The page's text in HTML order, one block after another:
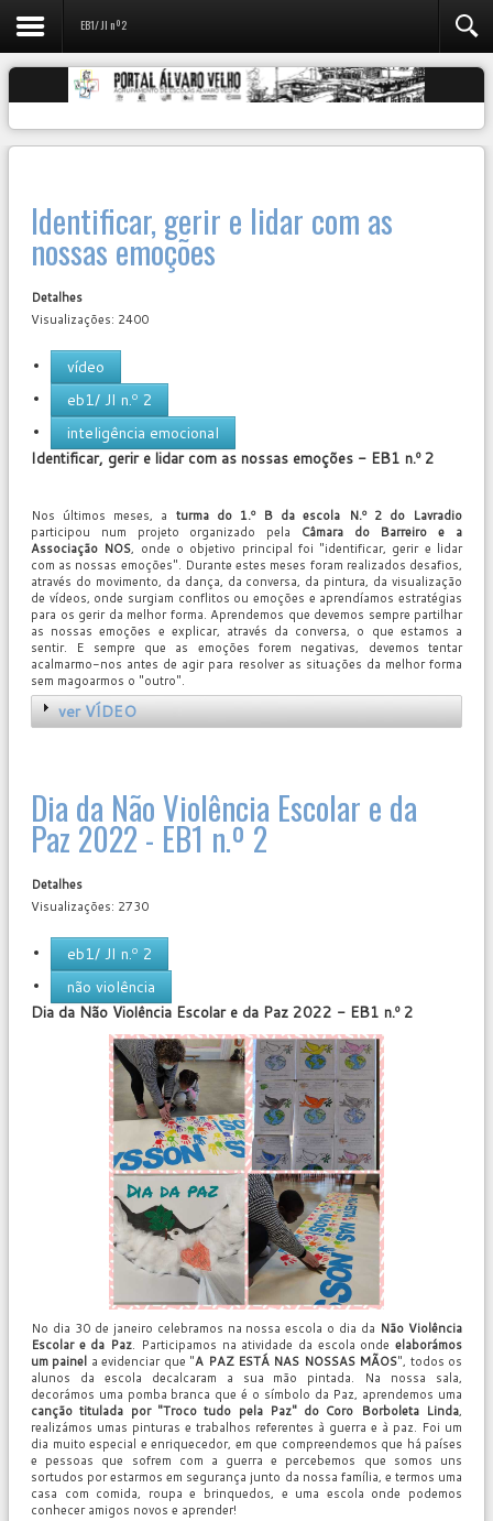
EB1/ JI nº2
Rating:
/5
Identificar, gerir e lidar com as
nossas emoções
Detalhes
Visualizações: 2400
vídeo
eb1/ JI n.º 2
inteligência emocional
User
Identificar, gerir e lidar com as nossas emoções - EB1 n.º 2
Nos últimos meses, a turma do 1.º B da escola N.º 2 do Lavradio
participou num projeto organizado pela Câmara do Barreiro e a
Associação NOS, onde o objetivo principal foi "identificar, gerir e lidar
com as nossas emoções". Durante estes meses foram realizados desafios,
através do movimento, da dança, da conversa, da pintura, da visualização
de vídeos, onde surgiam conflitos ou emoções e aprendíamos estratégias
para os gerir da melhor forma. Aprendemos que devemos sempre partilhar
as nossas emoções e explicar, através da conversa, o que estamos a
sentir. E sempre que as emoções forem negativas, devemos tentar
acalmarmo-nos antes de agir para resolver as situações da melhor forma
sem magoarmos o "outro".
ver VÍDEO
Dia da Não Violência Escolar e da
Paz 2022 - EB1 n.º 2
Detalhes
Visualizações: 2730
eb1/ JI n.º 2
não violência
User
Dia da Não Violência Escolar e da Paz 2022 - EB1 n.º 2
No dia 30 de janeiro celebramos na nossa escola o dia da Não Violência
Escolar e da Paz. Participamos na atividade da escola ondeelaborámos
um painel a evidenciar que "A PAZ ESTÁ NAS NOSSAS MÃOS", todos os
alunos da escola decalcaram a sua mão pintada. Na nossa sala,
decorámos uma pomba branca que é o símbolo da Paz, aprendemos uma
canção titulada por "Troco tudo pela Paz" do Coro Borboleta Linda,
realizámos umas pinturas e trabalhos referentes à guerra e à paz. Foi um
dia muito especial e enriquecedor, em que compreendemos que há países
e pessoas que sofrem com a guerra e percebemos que somos uns
sortudos por estarmos em segurança junto da nossa família, e termos uma
casa com comida, roupa e brinquedos, e uma escola onde podemos
conhecer amigos novos e aprender!